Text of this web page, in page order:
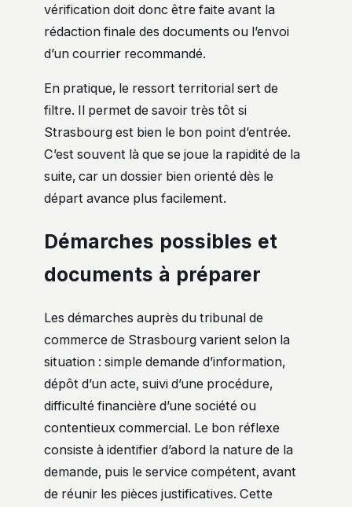
vérification doit donc être faite avant la
rédaction finale des documents ou l’envoi
d’un courrier recommandé.
En pratique, le ressort territorial sert de
filtre. Il permet de savoir très tôt si
Strasbourg est bien le bon point d’entrée.
C’est souvent là que se joue la rapidité de la
suite, car un dossier bien orienté dès le
départ avance plus facilement.
Démarches possibles et
documents à préparer
Les démarches auprès du tribunal de
commerce de Strasbourg varient selon la
situation : simple demande d’information,
dépôt d’un acte, suivi d’une procédure,
difficulté financière d’une société ou
contentieux commercial. Le bon réflexe
consiste à identifier d’abord la nature de la
demande, puis le service compétent, avant
de réunir les pièces justificatives. Cette